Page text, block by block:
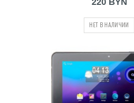
НЕТ В НАЛИЧИИ